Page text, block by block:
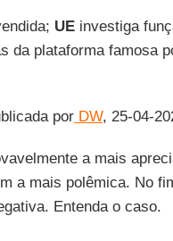
UEinvestiga
da plataforma famosa
porDW, 25-04-
a mais
a mais polêmica. No
Entenda o caso.